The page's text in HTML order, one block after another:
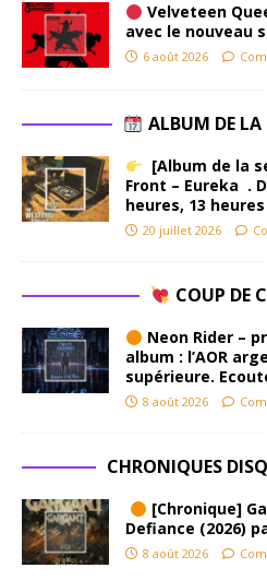
Velveteen
avec le nouveau
6 août 2026
ALBUM DE LA
[Album de la
Front – Eureka .
heures, 13
20 juillet 2026
COUP DE
Neon Rider –
album : l’AOR
supérieure.
8 août 2026
CHRONIQUES
[Chronique]
Defiance (2026)
8 août 2026